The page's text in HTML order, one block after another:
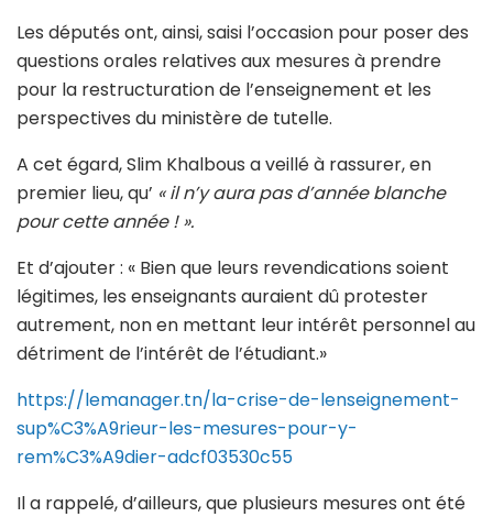
Les députés ont, ainsi, saisi l’occasion pour poser des
questions orales relatives aux mesures à prendre
pour la restructuration de l’enseignement et les
perspectives du ministère de tutelle.
A cet égard, Slim Khalbous a veillé à rassurer, en
premier lieu, qu’ « il n’y aura pas d’année blanche
pour cette année ! ».
Et d’ajouter : « Bien que leurs revendications soient
légitimes, les enseignants auraient dû protester
autrement, non en mettant leur intérêt personnel au
détriment de l’intérêt de l’étudiant.»
https://lemanager.tn/la-crise-de-lenseignement-
sup%C3%A9rieur-les-mesures-pour-y-
rem%C3%A9dier-adcf03530c55
Il a rappelé, d’ailleurs, que plusieurs mesures ont été